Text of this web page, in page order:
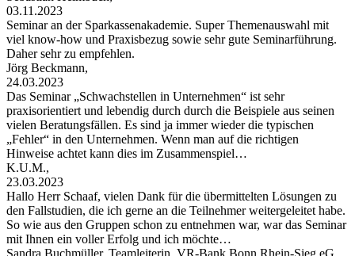
03.11.2023
Seminar an der Sparkassenakademie. Super Themenauswahl mit
viel know-how und Praxisbezug sowie sehr gute Seminarführung.
Daher sehr zu empfehlen.
Jörg Beckmann,
24.03.2023
Das Seminar „Schwachstellen in Unternehmen“ ist sehr
praxisorientiert und lebendig durch durch die Beispiele aus seinen
vielen Beratungsfällen. Es sind ja immer wieder die typischen
„Fehler“ in den Unternehmen. Wenn man auf die richtigen
Hinweise achtet kann dies im Zusammenspiel…
K.U.M.,
23.03.2023
Hallo Herr Schaaf, vielen Dank für die übermittelten Lösungen zu
den Fallstudien, die ich gerne an die Teilnehmer weitergeleitet habe.
So wie aus den Gruppen schon zu entnehmen war, war das Seminar
mit Ihnen ein voller Erfolg und ich möchte…
Sandra Buchmüller, Teamleiterin, VR-Bank Bonn Rhein-Sieg eG,